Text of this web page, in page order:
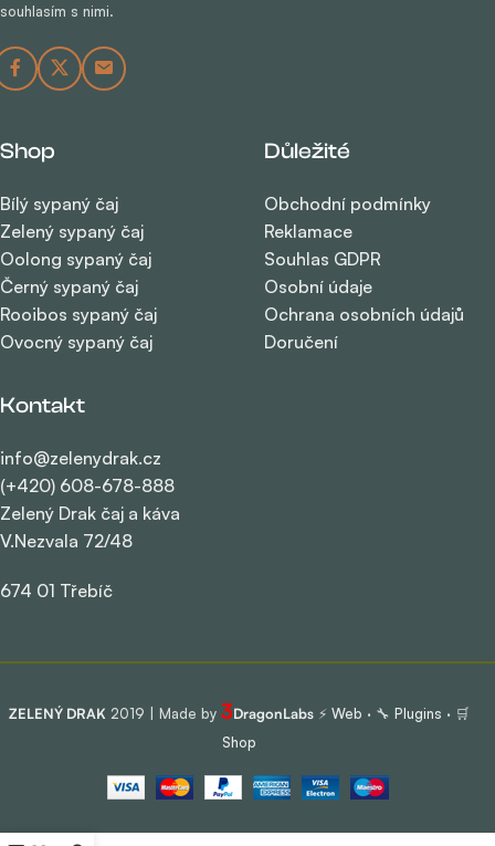
souhlasím s nimi.
Shop
Bílý sypaný čaj
Zelený sypaný čaj
Oolong sypaný čaj
Černý sypaný čaj
Rooibos sypaný čaj
Ovocný sypaný čaj
Důležité
Obchodní podmínky
Reklamace
Souhlas GDPR
Osobní údaje
Ochrana osobních údajů
Doručení
Kontakt
info@zelenydrak.cz
(+420) 608-678-888
Zelený Drak čaj a káva
V.Nezvala 72/48
674 01 Třebíč
ZELENÝ DRAK 2019 | Made by 3DragonLabs ⚡ Web · 🔧 Plugins · 🛒
Shop